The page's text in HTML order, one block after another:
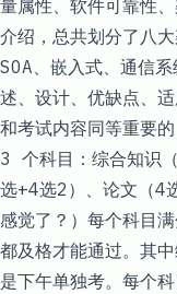
量属性、软件可靠性
介绍，总共划分了八
SOA、嵌入式、通信
述、设计、优缺点、适
和考试内容同等重要
3 个科目：综合知识
选+4选2）、论文（4
感觉了？）每个科目
都及格才能通过。其
是下午单独考。每个